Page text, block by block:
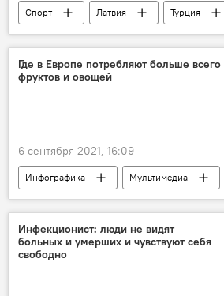
Спорт Латвия
Турция
Паулс Йонас
Где в Европе потребляют больше всего
фруктов и овощей
6 сентября 2021, 16:09
Инфографика
Мультимедиа
Латвия
овощи фрукты
Инфекционист: люди не видят
больных и умерших и чувствуют себя
свободно